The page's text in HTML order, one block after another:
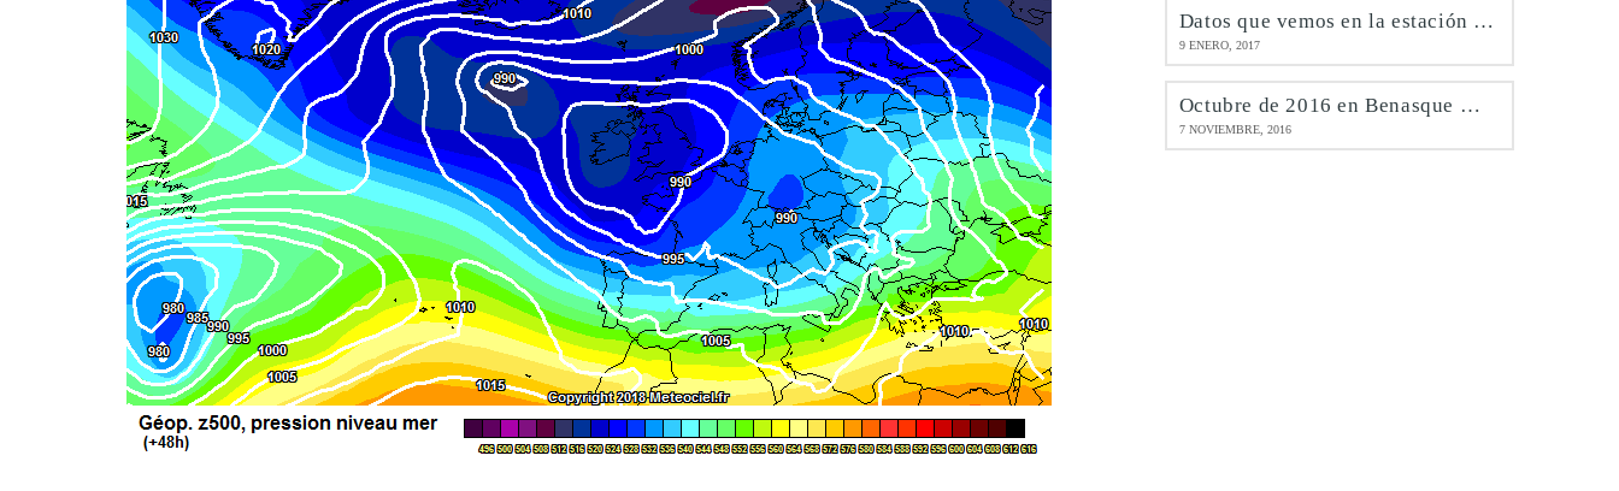
Datos que vemos en la estación de Benasque @meteobenás
9 ENERO, 2017
Octubre de 2016 en Benasque @meteobenás
7 NOVIEMBRE, 2016